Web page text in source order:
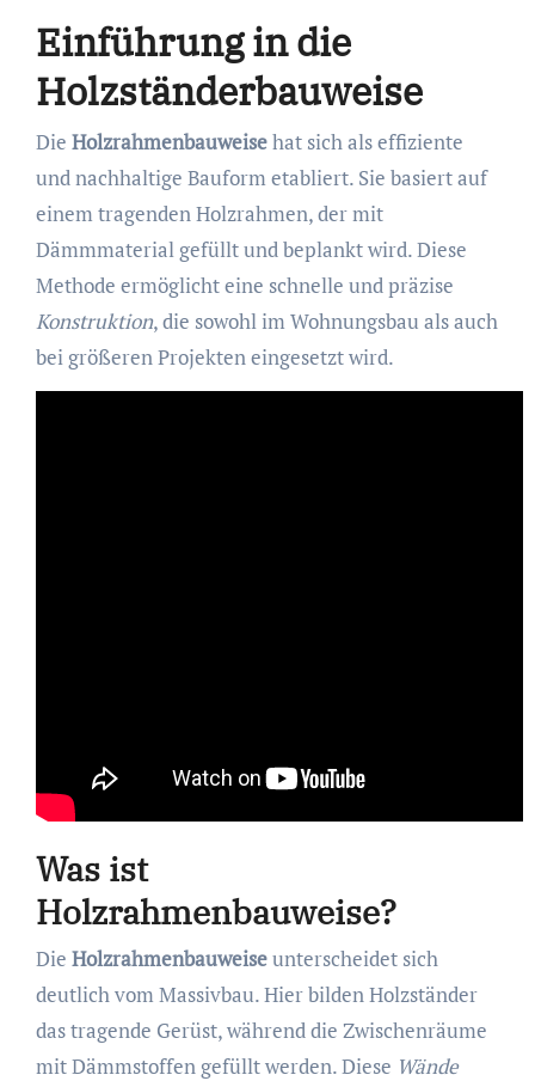
Einführung in die
Holzständerbauweise
Die Holzrahmenbauweisehat sich als effiziente
und nachhaltige Bauform etabliert. Sie basiert auf
einem tragenden Holzrahmen, der mit
Dämmmaterial gefüllt und beplankt wird. Diese
Methode ermöglicht eine schnelle und präzise
Konstruktion, die sowohl im Wohnungsbau als auch
bei größeren Projekten eingesetzt wird.
Was ist
Holzrahmenbauweise?
Die Holzrahmenbauweiseunterscheidet sich
deutlich vom Massivbau. Hier bilden Holzständer
das tragende Gerüst, während die Zwischenräume
mit Dämmstoffen gefüllt werden. Diese Wände